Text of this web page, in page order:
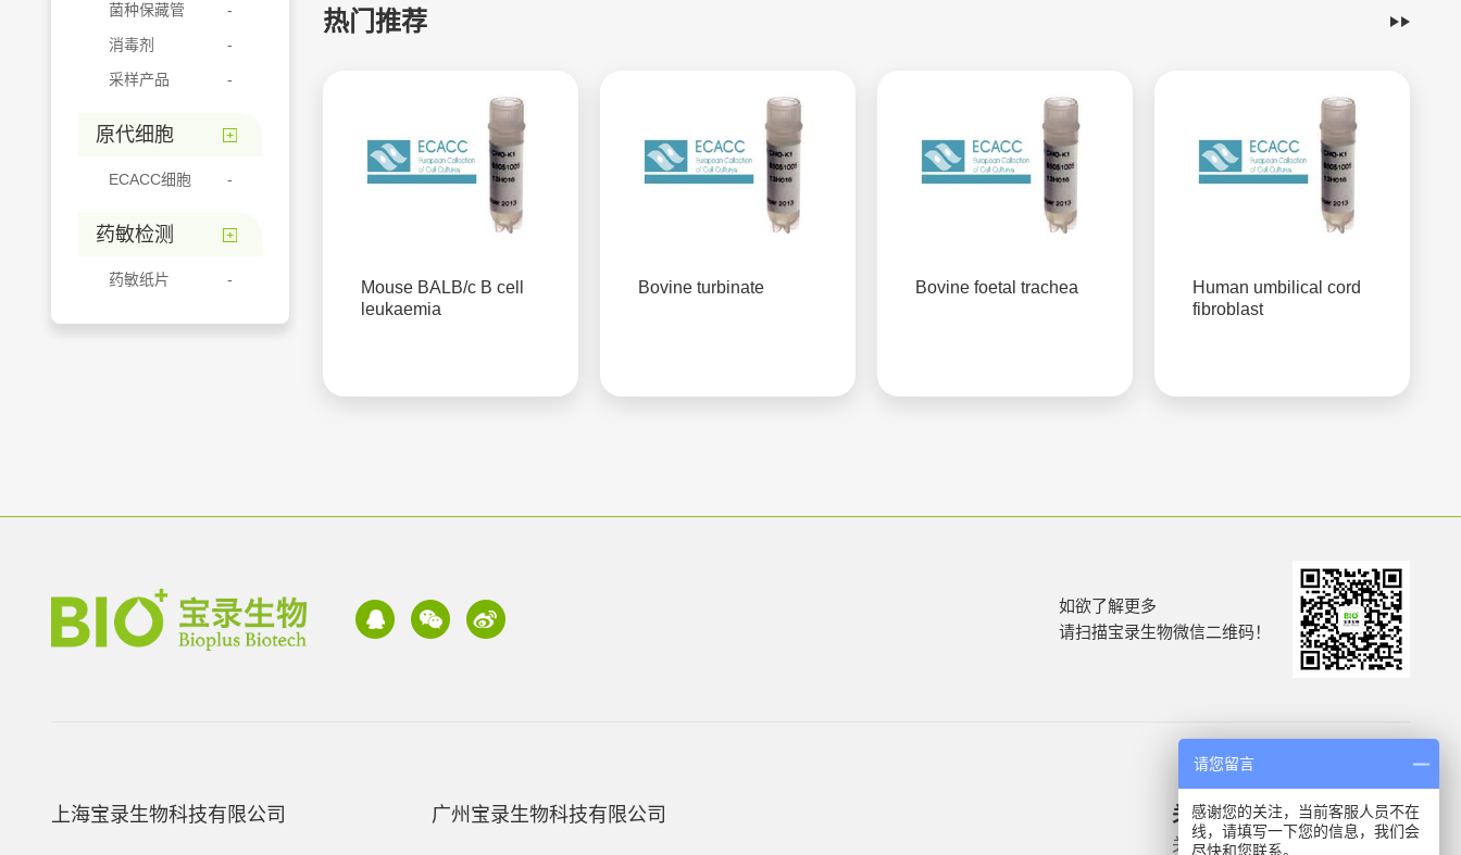
菌种保藏管
消毒剂
采样产品
原代细胞
ECACC细胞
药敏检测
药敏纸片
热门推荐
Mouse BALB/c B cell
leukaemia
Bovine turbinate Bovine foetal trachea
Human umbilical cord
fibroblast
如欲了解更多
请扫描宝录生物微信二维码！
上海宝录生物科技有限公司 广州宝录生物科技有限公司 关于我们
关于我们
产品信息
微生物质控菌株
请您留言
感谢您的关注，当前客服人员不在
线，请填写一下您的信息，我们会
尽快和您联系。